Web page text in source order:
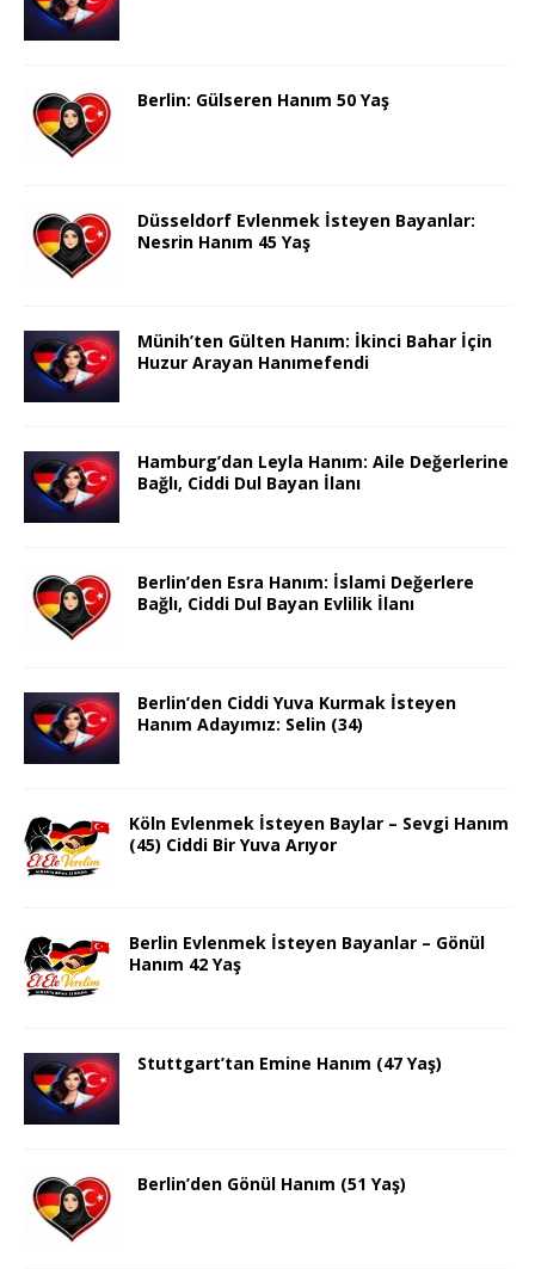
Berlin: Gülseren Hanım 50 Yaş
Düsseldorf Evlenmek İsteyen Bayanlar:
Nesrin Hanım 45 Yaş
Münih’ten Gülten Hanım: İkinci Bahar İçin
Huzur Arayan Hanımefendi
Hamburg’dan Leyla Hanım: Aile Değerlerine
Bağlı, Ciddi Dul Bayan İlanı
Berlin’den Esra Hanım: İslami Değerlere
Bağlı, Ciddi Dul Bayan Evlilik İlanı
Berlin’den Ciddi Yuva Kurmak İsteyen
Hanım Adayımız: Selin (34)
Köln Evlenmek İsteyen Baylar – Sevgi Hanım
(45) Ciddi Bir Yuva Arıyor
Berlin Evlenmek İsteyen Bayanlar – Gönül
Hanım 42 Yaş
Stuttgart’tan Emine Hanım (47 Yaş)
Berlin’den Gönül Hanım (51 Yaş)